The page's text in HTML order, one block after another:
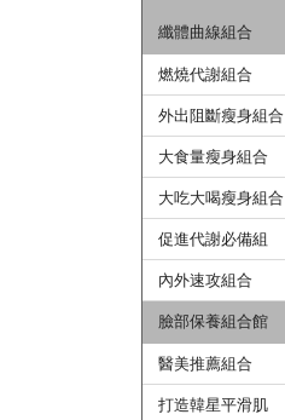
纖體曲線組合
燃燒代謝組合
外出阻斷瘦身組合
大食量瘦身組合
大吃大喝瘦身組合
促進代謝必備組
內外速攻組合
臉部保養組合館
醫美推薦組合
打造韓星平滑肌